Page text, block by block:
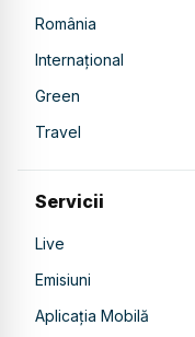
România
Internațional
Green
Travel
Servicii
Live
Emisiuni
Aplicația Mobilă